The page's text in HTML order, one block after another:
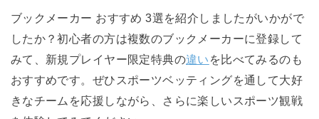
ブックメーカー おすすめ 3選を紹介しましたがいかがで
したか？初心者の方は複数のブックメーカーに登録して
みて、新規プレイヤー限定特典の違い を比べてみるのも
おすすめです。ぜひスポーツベッティングを通して大好
きなチームを応援しながら、さらに楽しいスポーツ観戦